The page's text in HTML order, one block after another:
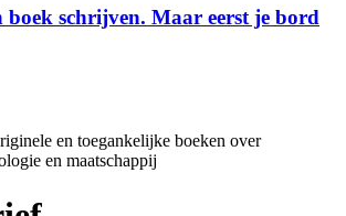
boek schrijven. Maar eerst je bord
en toegankelijke boeken over
en maatschappij